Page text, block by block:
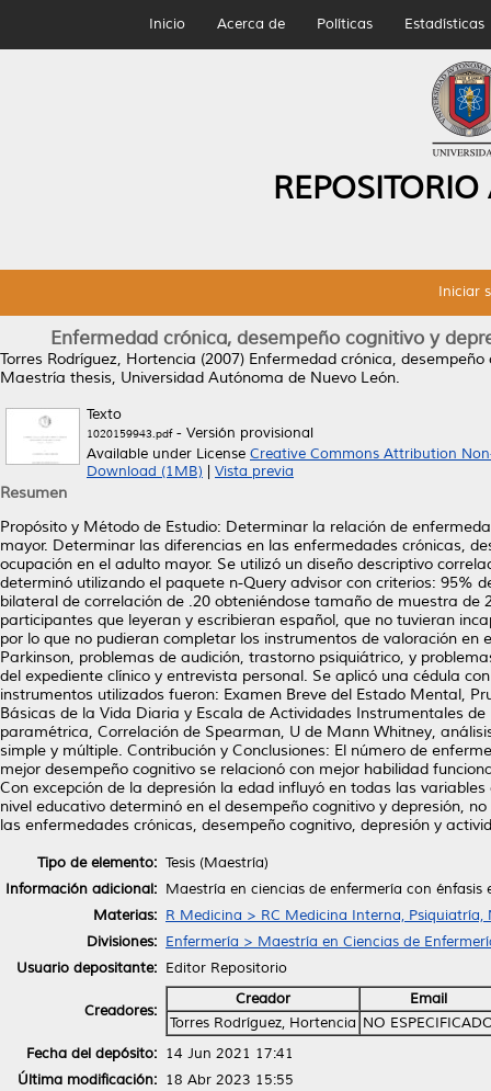
Inicio Acerca de Políticas Estadísticas
Iniciar
Enfermedad crónica, desempeño cognitivo y
Torres Rodríguez, Hortencia (2007) Enfermedad crónica,
Maestría thesis, Universidad Autónoma de Nuevo León.
Texto
1020159943.pdf- Versión provisional
Available under License Creative Commons Attribution
Download (1MB)
Vista previa
Resumen
Propósito y Método de Estudio: Determinar la relación de
mayor. Determinar las diferencias en las enfermedades crónicas,
ocupación en el adulto mayor. Se utilizó un diseño descriptivo
determinó utilizando el paquete n-Query advisor con criterios: 95%
bilateral de correlación de .20 obteniéndose tamaño de muestra
participantes que leyeran y escribieran español, que no tuvieran
por lo que no pudieran completar los instrumentos de valoración
Parkinson, problemas de audición, trastorno psiquiátrico, y
del expediente clínico y entrevista personal. Se aplicó una cédula
instrumentos utilizados fueron: Examen Breve del Estado Mental,
Básicas de la Vida Diaria y Escala de Actividades Instrumentales
paramétrica, Correlación de Spearman, U de Mann Whitney,
simple y múltiple. Contribución y Conclusiones: El número de
mejor desempeño cognitivo se relacionó con mejor habilidad
Con excepción de la depresión la edad influyó en todas las
nivel educativo determinó en el desempeño cognitivo y depresión,
las enfermedades crónicas, desempeño cognitivo, depresión y
Tipo de elemento: Tesis (Maestría)
Información adicional: Maestría en ciencias de enfermería con
Materias: R Medicina > RC Medicina Interna, Psiquiatría,
Divisiones: Enfermería > Maestría en Ciencias de
Usuario depositante: Editor Repositorio
Creadores:
Creador
Email
Torres Rodríguez, Hortencia NO
Fecha del depósito: 14 Jun 2021 17:41
Última modificación: 18 Abr 2023 15:55